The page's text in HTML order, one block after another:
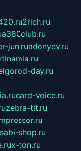
2rich.ru
a380club.ru
jun.ruadonyev.ru
day.ru
card-voice.ru
zebra-tlt.ru
shop.ru
x-ton.ru